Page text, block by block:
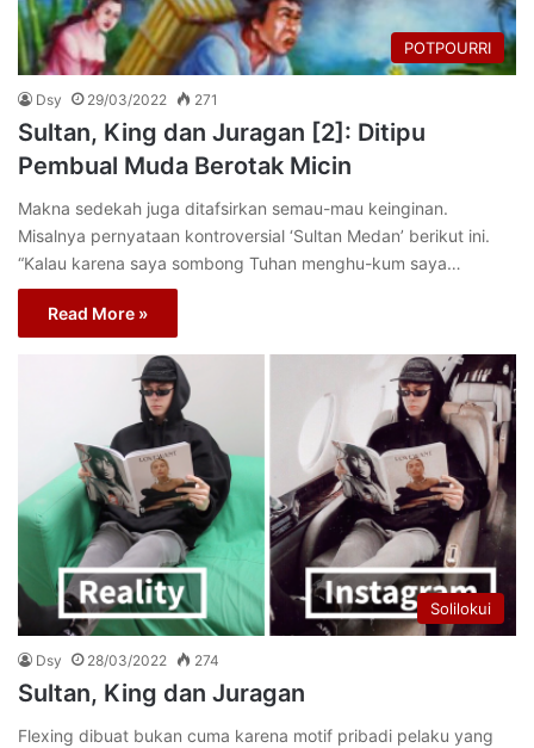
POTPOURRI
Dsy 29/03/2022 271
Sultan, King dan Juragan [2]: Ditipu
Pembual Muda Berotak Micin
Makna sedekah juga ditafsirkan semau-mau keinginan.
Misalnya pernyataan kontroversial ‘Sultan Medan’ berikut ini.
“Kalau karena saya sombong Tuhan menghu-kum saya…
Read More »
Solilokui
Dsy 28/03/2022 274
Sultan, King dan Juragan
Flexing dibuat bukan cuma karena motif pribadi pelaku yang